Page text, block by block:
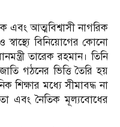
এবং আত্মবিশ্বাসী নাগরিক
বিনিয়োগের কোনো
তারেক রহমান। তিনি
গঠনের ভিত্তি তৈরি হয়
শিক্ষার মধ্যে সীমাবদ্ধ না
এবং নৈতিক মূল্যবোধের